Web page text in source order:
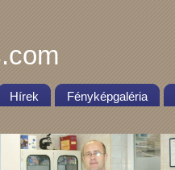
Hírek Fényképgaléria